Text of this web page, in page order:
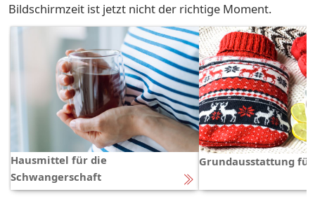
Bildschirmzeit ist jetzt nicht der richtige Moment.
Hausmittel für die
Schwangerschaft
Grundausstattung